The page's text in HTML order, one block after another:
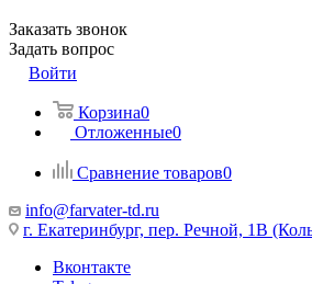
Заказать звонок
Задать вопрос
Войти
Корзина0
Отложенные0
Сравнение товаров0
info@farvater-td.ru
г. Екатеринбург, пер. Речной, 1В
Вконтакте